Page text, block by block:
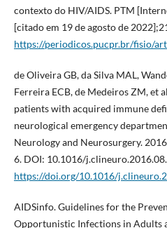
contexto do HIV/AIDS. PTM
[citado em 19 de agosto de
https://periodicos.pucpr.br/fisio/
de Oliveira GB, da Silva MAL,
Ferreira ECB, de Medeiros ZM, et
patients with acquired immune
neurological emergency
Neurology and Neurosurgery.
6. DOI: 10.1016/
https://doi.org/10.1016/
AIDSinfo. Guidelines for the
Opportunistic Infections in Adults